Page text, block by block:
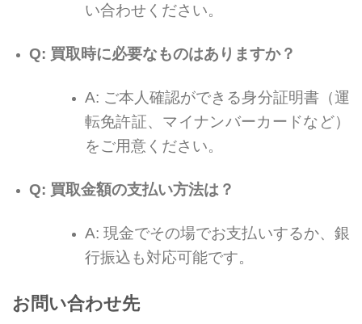
い合わせください。
Q: 買取時に必要なものはありますか？
A: ご本人確認ができる身分証明書（運
転免許証、マイナンバーカードなど）
をご用意ください。
Q: 買取金額の支払い方法は？
A: 現金でその場でお支払いするか、銀
行振込も対応可能です。
お問い合わせ先